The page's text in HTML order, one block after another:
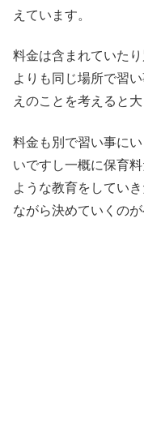
えています。
料金は含まれていた
よりも同じ場所で習
えのことを考えると
料金も別で習い事に
いですし一概に保育
ような教育をしてい
ながら決めていくのが